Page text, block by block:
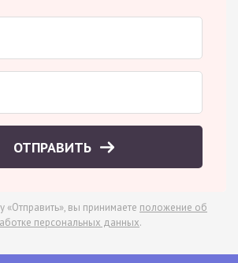
ОТПРАВИТЬ
«Отправить», вы принимаете положение об
персональных данных.